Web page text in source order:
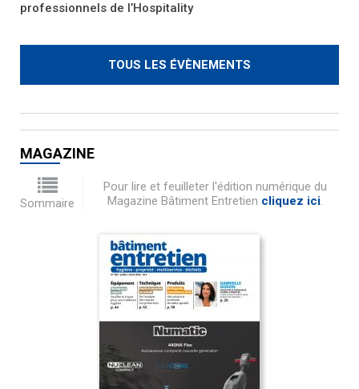
professionnels de l’Hospitality
TOUS LES ÉVÈNEMENTS
MAGAZINE
Sommaire
Pour lire et feuilleter l'édition numérique du
Magazine Bâtiment Entretien cliquez ici.